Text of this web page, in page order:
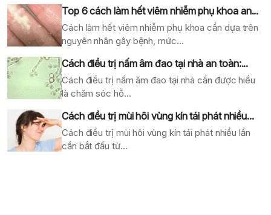
Top 6 cách làm hết viêm nhiễm phụ khoa an...
Cách làm hết viêm nhiễm phụ khoa cần dựa trên
nguyên nhân gây bệnh, mức...
Cách điều trị nấm âm đao tại nhà an toàn:...
Cách điều trị nấm âm đao tại nhà cần được hiểu
là chăm sóc hỗ...
Cách điều trị mùi hôi vùng kín tái phát nhiều...
Cách điều trị mùi hôi vùng kín tái phát nhiều lần
cần bắt đầu từ...